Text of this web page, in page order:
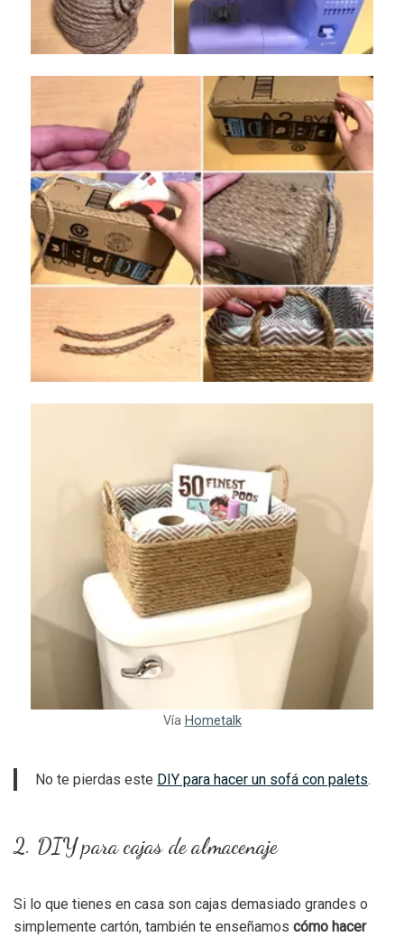
Vía Hometalk
No te pierdas este DIY para hacer un sofá con palets.
2. DIY para cajas de almacenaje
Si lo que tienes en casa son cajas demasiado grandes o
simplemente cartón, también te enseñamos cómo hacer